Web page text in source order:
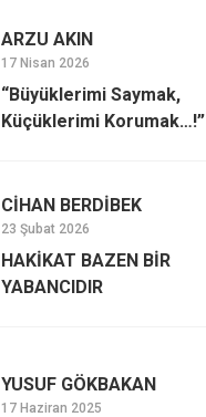
ARZU AKIN
17 Nisan 2026
“Büyüklerimi Saymak,
Küçüklerimi Korumak…!”
CİHAN BERDİBEK
23 Şubat 2026
HAKİKAT BAZEN BİR
YABANCIDIR
YUSUF GÖKBAKAN
17 Haziran 2025